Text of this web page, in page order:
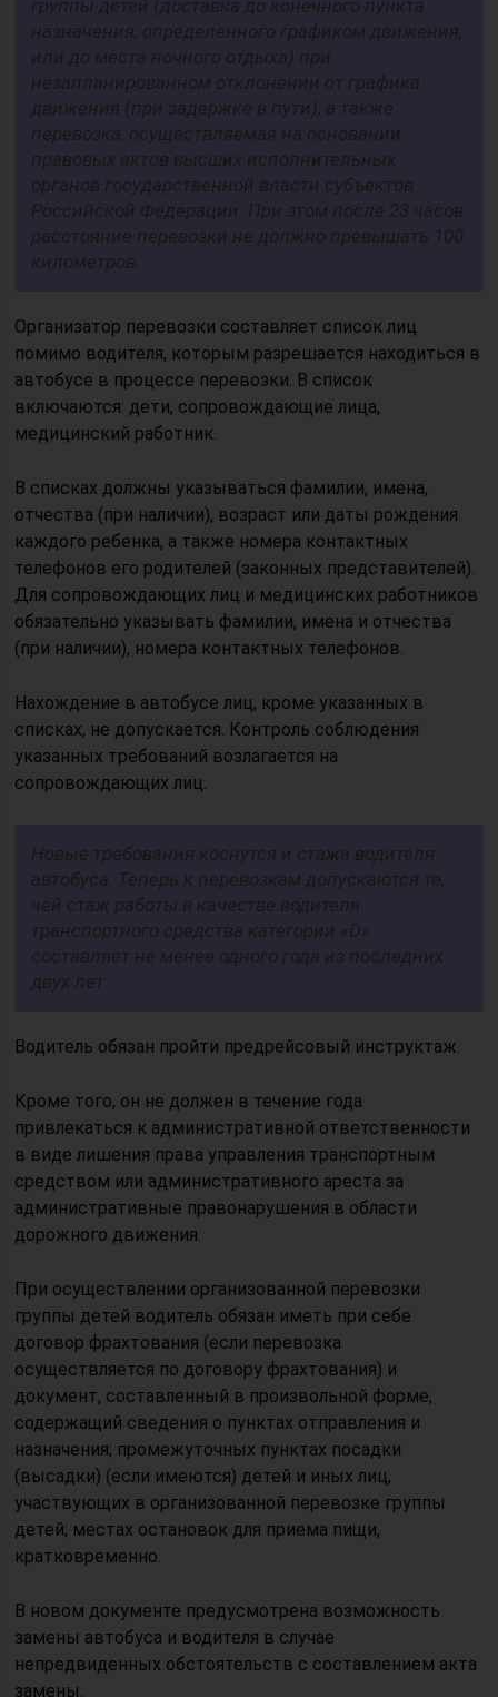
группы детей (доставка до конечного пункта
назначения, определенного графиком движения,
или до места ночного отдыха) при
незапланированном отклонении от графика
движения (при задержке в пути), а также
перевозка, осуществляемая на основании
правовых актов высших исполнительных
органов государственной власти субъектов
Российской Федерации. При этом после 23 часов
расстояние перевозки не должно превышать 100
километров.
Организатор перевозки составляет список лиц
помимо водителя, которым разрешается находиться в
автобусе в процессе перевозки. В список
включаются: дети, сопровождающие лица,
медицинский работник.
В списках должны указываться фамилии, имена,
отчества (при наличии), возраст или даты рождения
каждого ребенка, а также номера контактных
телефонов его родителей (законных представителей).
Для сопровождающих лиц и медицинских работников
обязательно указывать фамилии, имена и отчества
(при наличии), номера контактных телефонов.
Нахождение в автобусе лиц, кроме указанных в
списках, не допускается. Контроль соблюдения
указанных требований возлагается на
сопровождающих лиц.
Новые требования коснутся и стажа водителя
автобуса. Теперь к перевозкам допускаются те,
чей стаж работы в качестве водителя
транспортного средства категории «D»
составляет не менее одного года из последних
двух лет.
Водитель обязан пройти предрейсовый инструктаж.
Кроме того, он не должен в течение года
привлекаться к административной ответственности
в виде лишения права управления транспортным
средством или административного ареста за
административные правонарушения в области
дорожного движения.
При осуществлении организованной перевозки
группы детей водитель обязан иметь при себе
договор фрахтования (если перевозка
осуществляется по договору фрахтования) и
документ, составленный в произвольной форме,
содержащий сведения о пунктах отправления и
назначения; промежуточных пунктах посадки
(высадки) (если имеются) детей и иных лиц,
участвующих в организованной перевозке группы
детей; местах остановок для приема пищи,
кратковременно.
В новом документе предусмотрена возможность
замены автобуса и водителя в случае
непредвиденных обстоятельств с составлением акта
замены.